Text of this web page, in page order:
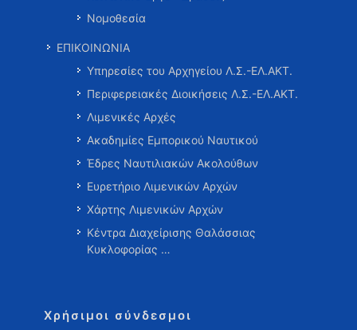
Νομοθεσία
ΕΠΙΚΟΙΝΩΝΙΑ
Υπηρεσίες του Αρχηγείου Λ.Σ.-ΕΛ.ΑΚΤ.
Περιφερειακές Διοικήσεις Λ.Σ.-ΕΛ.ΑΚΤ.
Λιμενικές Αρχές
Ακαδημίες Εμπορικού Ναυτικού
Έδρες Ναυτιλιακών Ακολούθων
Ευρετήριο Λιμενικών Αρχών
Χάρτης Λιμενικών Αρχών
Κέντρα Διαχείρισης Θαλάσσιας
Κυκλοφορίας …
Χρήσιμοι σύνδεσμοι